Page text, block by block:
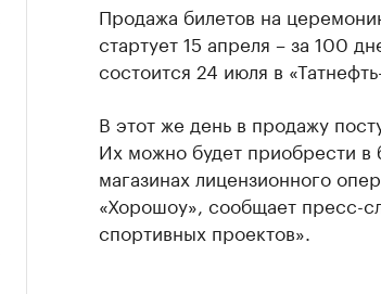
Продажа билетов на
стартует 15 апреля – за 100
состоится 24 июля в
В этот же день в продажу
Их можно будет приобрести в
магазинах лицензионного
«Хорошоу», сообщает пресс-
спортивных проектов».